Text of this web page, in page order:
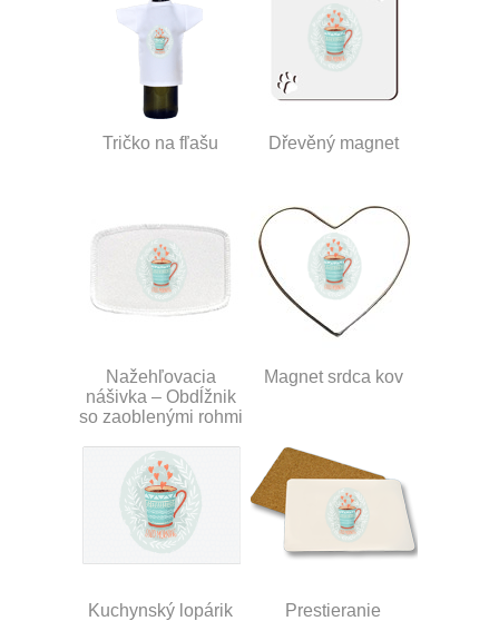
Tričko na fľašu Dřevěný magnet
Nažehľovacia
nášivka – Obdĺžnik
so zaoblenými rohmi
Magnet srdca kov
Kuchynský lopárik Prestieranie